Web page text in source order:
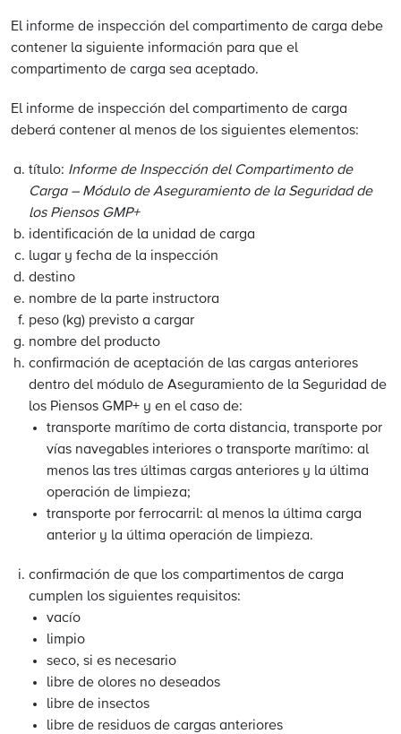
El informe de inspección del compartimento de carga debe
contener la siguiente información para que el
compartimento de carga sea aceptado.
El informe de inspección del compartimento de carga
deberá contener al menos de los siguientes elementos:
título: Informe de Inspección del Compartimento de
Carga – Módulo de Aseguramiento de la Seguridad de
los Piensos GMP+
identificación de la unidad de carga
lugar y fecha de la inspección
destino
nombre de la parte instructora
peso (kg) previsto a cargar
nombre del producto
confirmación de aceptación de las cargas anteriores
dentro del módulo de Aseguramiento de la Seguridad de
los Piensos GMP+ y en el caso de:
transporte marítimo de corta distancia, transporte por
vías navegables interiores o transporte marítimo: al
menos las tres últimas cargas anteriores y la última
operación de limpieza;
transporte por ferrocarril: al menos la última carga
anterior y la última operación de limpieza.
confirmación de que los compartimentos de carga
cumplen los siguientes requisitos:
vacío
limpio
seco, si es necesario
libre de olores no deseados
libre de insectos
libre de residuos de cargas anteriores